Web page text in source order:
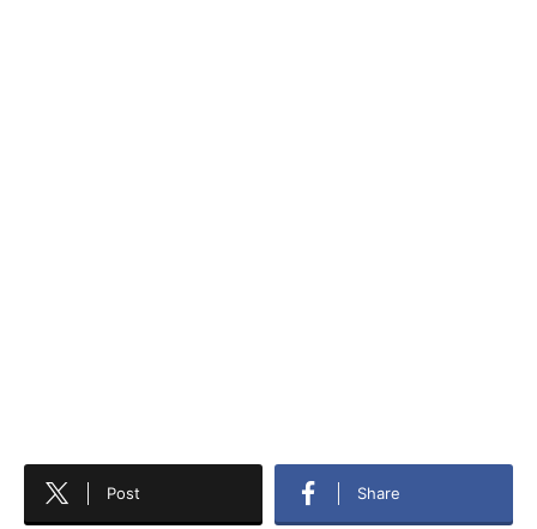
Post Share